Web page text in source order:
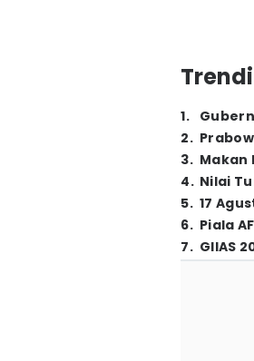
1.
2.
3. Makan
4. Nilai
5. 17
6. Piala
7. GIIAS